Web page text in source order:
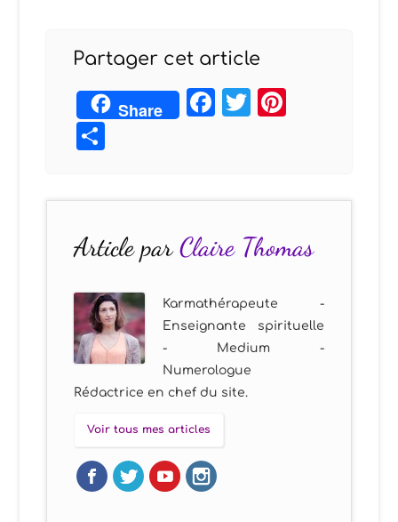
Partager cet article
Share Facebook
Twitter
Article parClaire Thomas
Karmathérapeute -
Enseignante spirituelle
- Medium -
Numerologue
Rédactrice en chef du site.
Voir tous mes articles